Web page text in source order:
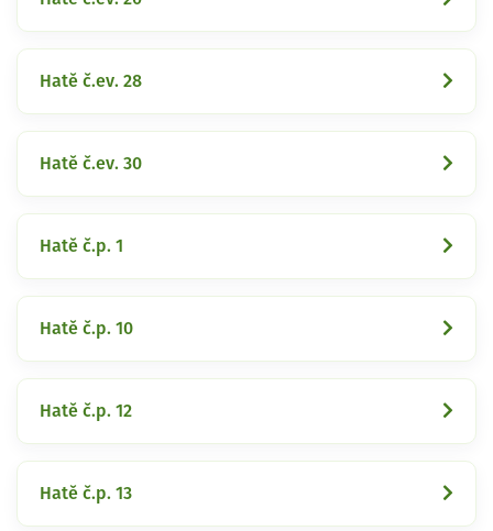
Hatě č.ev. 28
Hatě č.ev. 30
Hatě č.p. 1
Hatě č.p. 10
Hatě č.p. 12
Hatě č.p. 13